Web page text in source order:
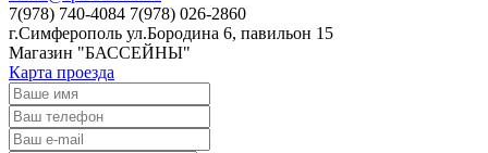
7(978) 740-4084 7(978) 026-2860
г.Симферополь ул.Бородина 6, павильон 15
Магазин "БАССЕЙНЫ"
Карта проезда